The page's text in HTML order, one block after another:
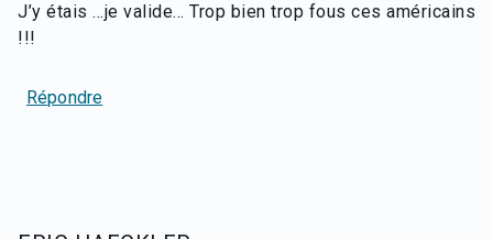
J’y étais …je valide… Trop bien trop fous ces américains
!!!
Répondre